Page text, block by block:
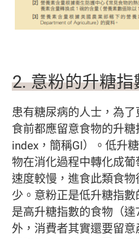
2.意粉的升糖指
患有糖尿病的人士，為
食前都應留意食物的升
index，簡稱GI）。低升
物在消化過程中轉化成
速度較慢，進食此類食
少。意粉正是低升糖指
是高升糖指數的食物（
外，消費者其實還要留